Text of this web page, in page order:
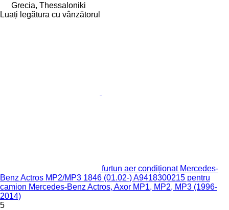
Grecia, Thessaloniki
Luați legătura cu vânzătorul
furtun aer condiționat Mercedes-
Benz Actros MP2/MP3 1846 (01.02-) A9418300215 pentru
camion Mercedes-Benz Actros, Axor MP1, MP2, MP3 (1996-
2014)
5